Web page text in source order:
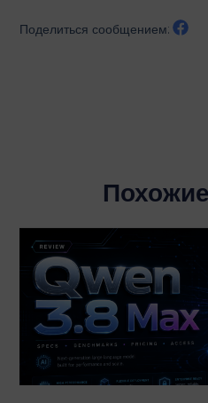
Поделиться сообщением: